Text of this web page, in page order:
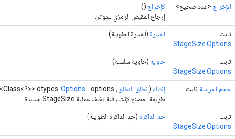
الإخراج <عدد صحيح> كإخراج ()
إرجاع المقبض الرمزي للموتر.
ثابت
StageSize.Options
القدرة (القدرة الطويلة)
ثابت
StageSize.Options
حاوية (حاوية سلسلة)
حجم المرحلة ثابت إنشاء ( نطاق النطاق ، List<Class<?>> dtypes، Options...
options)
طريقة المصنع لإنشاء فئة تغلف عملية StageSize جديدة.
ثابت
StageSize.Options
حد الذاكرة (حد الذاكرة الطويلة)